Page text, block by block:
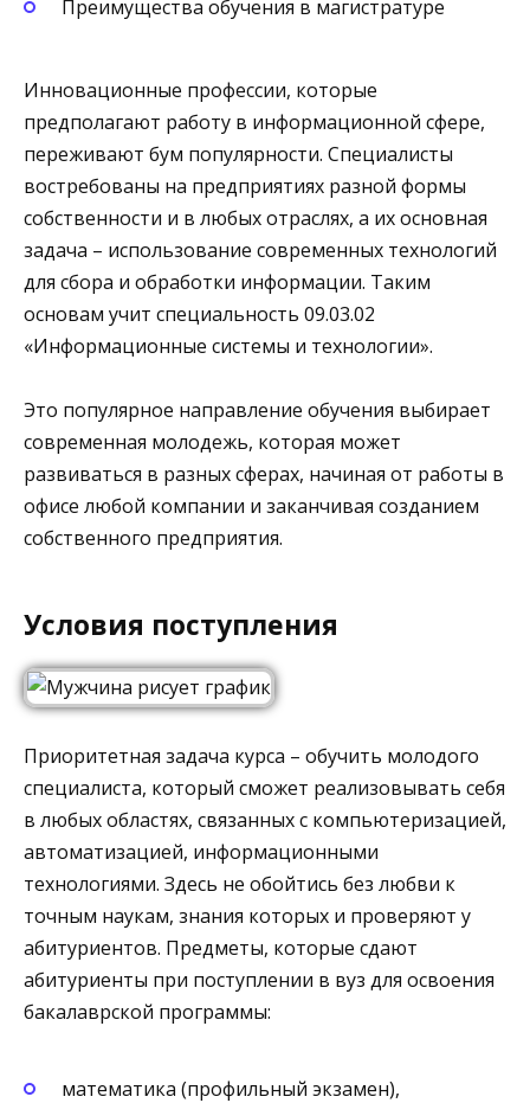
Преимущества обучения в магистратуре
Инновационные профессии, которые
предполагают работу в информационной сфере,
переживают бум популярности. Специалисты
востребованы на предприятиях разной формы
собственности и в любых отраслях, а их основная
задача – использование современных технологий
для сбора и обработки информации. Таким
основам учит специальность 09.03.02
«Информационные системы и технологии».
Это популярное направление обучения выбирает
современная молодежь, которая может
развиваться в разных сферах, начиная от работы в
офисе любой компании и заканчивая созданием
собственного предприятия.
Условия поступления
Приоритетная задача курса – обучить молодого
специалиста, который сможет реализовывать себя
в любых областях, связанных с компьютеризацией,
автоматизацией, информационными
технологиями. Здесь не обойтись без любви к
точным наукам, знания которых и проверяют у
абитуриентов. Предметы, которые сдают
абитуриенты при поступлении в вуз для освоения
бакалаврской программы:
математика (профильный экзамен),